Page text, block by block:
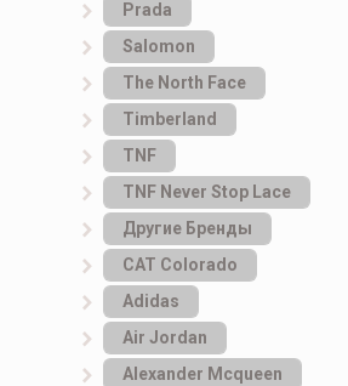
Prada
Salomon
The North Face
Timberland
TNF
TNF Never Stop Lace
Другие Бренды
САТ Colorado
Adidas
Air Jordan
Alexander Mcqueen